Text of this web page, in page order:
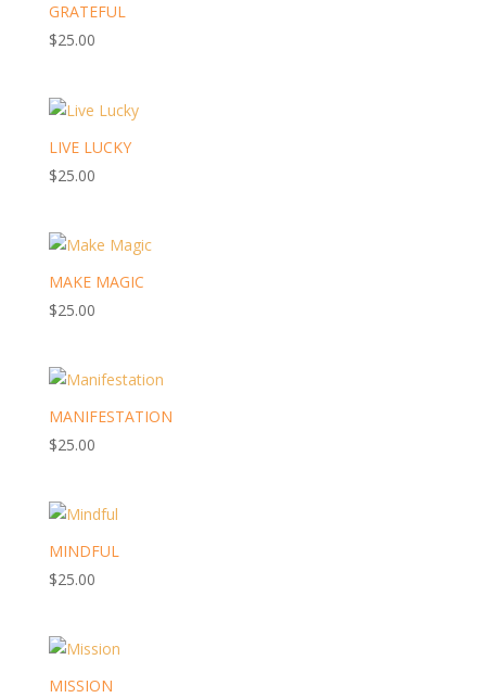
GRATEFUL
$25.00
LIVE LUCKY
$25.00
MAKE MAGIC
$25.00
MANIFESTATION
$25.00
MINDFUL
$25.00
MISSION